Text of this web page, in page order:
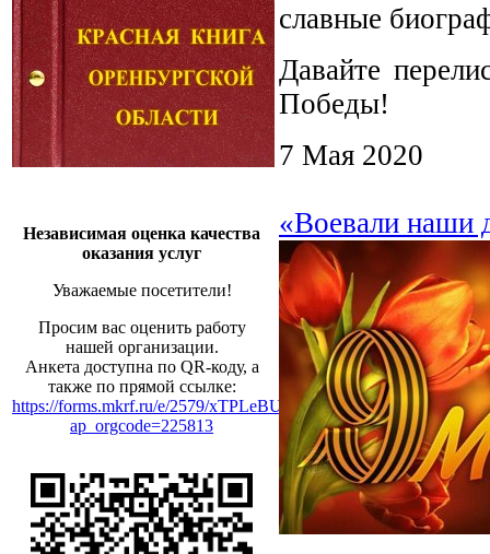
Независимая оценка качества
оказания услуг
Уважаемые посетители!
Просим вас оценить работу
нашей организации.
Анкета доступна по QR-коду, а
также по прямой ссылке:
https://forms.mkrf.ru/e/2579/xTPLeBU7/?
ap_orgcode=225813
славные
Давайте
Победы!
7 Мая 2020
«Воевали наши